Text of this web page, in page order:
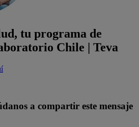
tu programa de
Chile | Teva
a compartir este mensaje